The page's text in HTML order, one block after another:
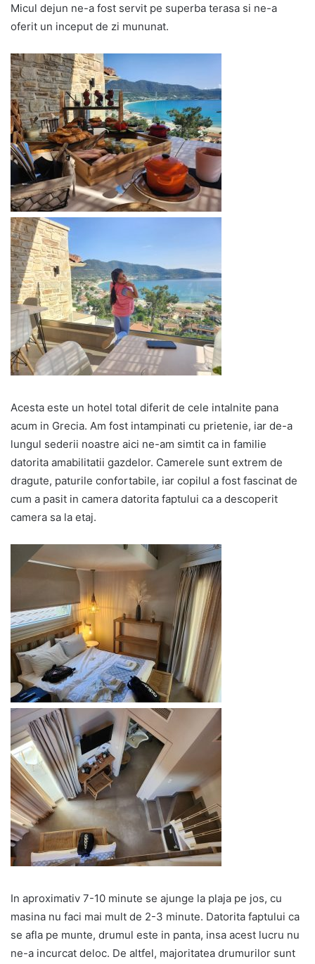
Micul dejun ne-a fost servit pe superba terasa si ne-a
oferit un inceput de zi mununat.
Acesta este un hotel total diferit de cele intalnite pana
acum in Grecia. Am fost intampinati cu prietenie, iar de-a
lungul sederii noastre aici ne-am simtit ca in familie
datorita amabilitatii gazdelor. Camerele sunt extrem de
dragute, paturile confortabile, iar copilul a fost fascinat de
cum a pasit in camera datorita faptului ca a descoperit
camera sa la etaj.
In aproximativ 7-10 minute se ajunge la plaja pe jos, cu
masina nu faci mai mult de 2-3 minute. Datorita faptului ca
se afla pe munte, drumul este in panta, insa acest lucru nu
ne-a incurcat deloc. De altfel, majoritatea drumurilor sunt